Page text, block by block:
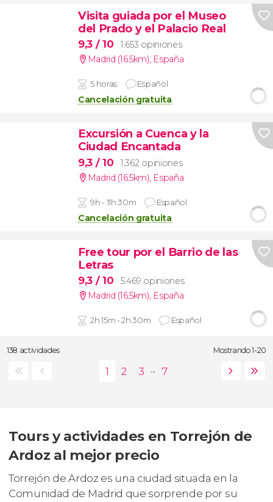
Visita guiada por el Museo
del Prado y el Palacio Real
9,3 / 10
1.653 opiniones
Madrid (16.5km), España
5 horas Español
Cancelación gratuita
Excursión a Cuenca y la
Ciudad Encantada
9,3 / 10
1.362 opiniones
Madrid (16.5km), España
9h - 11h 30m Español
Cancelación gratuita
Free tour por el Barrio de las
Letras
9,3 / 10
5.469 opiniones
Madrid (16.5km), España
2h 15m - 2h 30m Español
138 actividades Mostrando 1-20
...
Tours y actividades en Torrejón de
Ardoz al mejor precio
Torrejón de Ardoz es una ciudad situada en la
Comunidad de Madrid que sorprende por su